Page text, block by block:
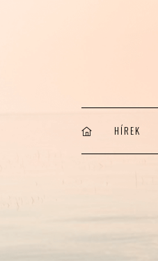
HÍREK